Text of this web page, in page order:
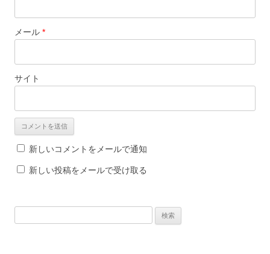
メール *
サイト
新しいコメントをメールで通知
新しい投稿をメールで受け取る